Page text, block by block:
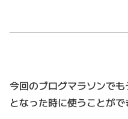
今回のブログマラソンで
となった時に使うことが